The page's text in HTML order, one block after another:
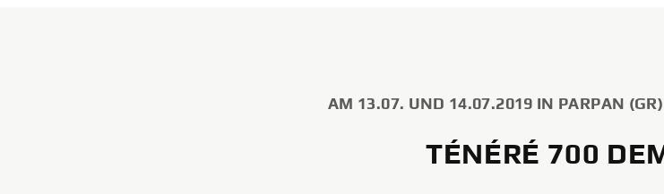
AM 13.07. UND 14.07.2019 IN PARPAN (GR)
TÉNÉRÉ 700